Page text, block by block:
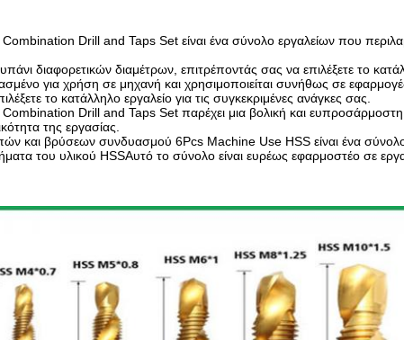
Drill and Taps Set είναι ένα σύνολο εργαλείων που
διαφορετικών διαμέτρων, επιτρέποντάς σας να επιλέξετε το
για χρήση σε μηχανή και χρησιμοποιείται συνήθως σε
το κατάλληλο εργαλείο για τις συγκεκριμένες ανάγκες σας.
Drill and Taps Set παρέχει μια βολική και ευπροσάρμοστη
της εργασίας.
και βρύσεων συνδυασμού 6Pcs Machine Use HSS είναι ένα
του υλικού HSSΑυτό το σύνολο είναι ευρέως εφαρμοστέο σε